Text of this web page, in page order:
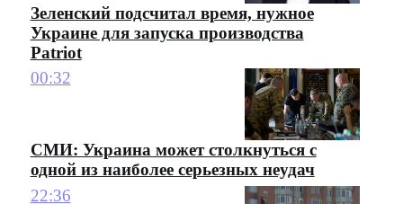
Зеленский подсчитал время, нужное
Украине для запуска производства
Patriot
00:32
СМИ: Украина может столкнуться с
одной из наиболее серьезных неудач
22:36